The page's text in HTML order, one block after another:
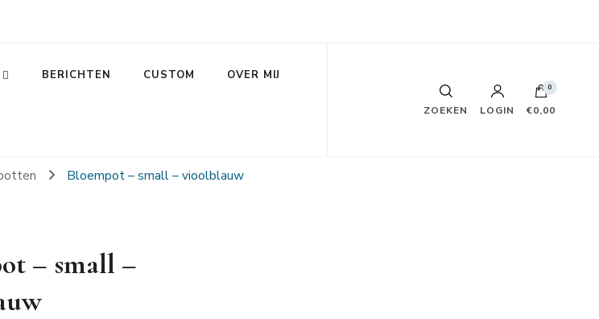
BERICHTEN CUSTOM OVER MIJ
ZOEKEN LOGIN
0
€0,00
Bloempot – small – vioolblauw
– small –